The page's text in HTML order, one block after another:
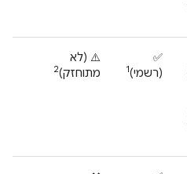
‫✅
(רשמי)1
‫⚠️ (לא
מתוחזק)2